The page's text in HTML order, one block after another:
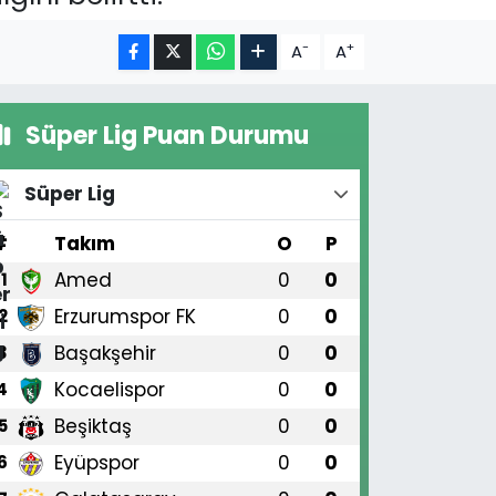
A- A+
Süper Lig Puan Durumu
Süper Lig
Takım O P
1 Amed 0 0
Erzurumspor FK 0 0
Başakşehir 0 0
Kocaelispor 0 0
Beşiktaş 0 0
Eyüpspor 0 0